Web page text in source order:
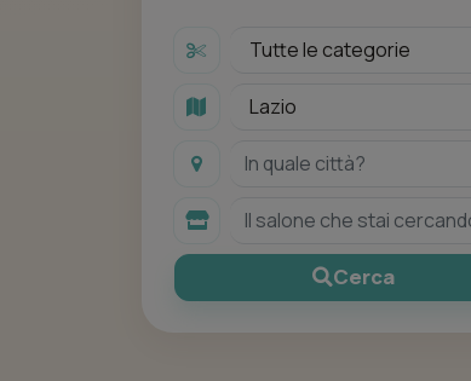
Cerca